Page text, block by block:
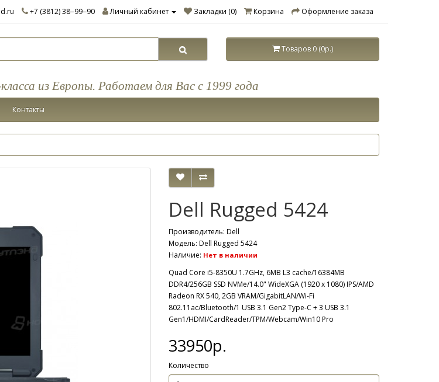
+7 (3812) 38‒99‒90 Личный кабинет Закладки (0) Корзина Оформление заказа
Товаров 0 (0р.)
из Европы. Работаем для Вас с 1999 года
Контакты
Dell Rugged 5424
Производитель: Dell
Модель: Dell Rugged 5424
Наличие: Нет в наличии
Quad Core i5-8350U 1.7GHz, 6MB L3 cache/16384MB
DDR4/256GB SSD NVMe/14.0" WideXGA (1920 x 1080) IPS/AMD
Radeon RX 540, 2GB VRAM/GigabitLAN/Wi-Fi
802.11ac/Bluetooth/1 USB 3.1 Gen2 Type-C + 3 USB 3.1
Gen1/HDMI/CardReader/TPM/Webcam/Win10 Pro
33950р.
Количество